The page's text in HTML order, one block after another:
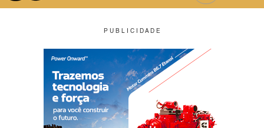
P U B L I C I D A D E